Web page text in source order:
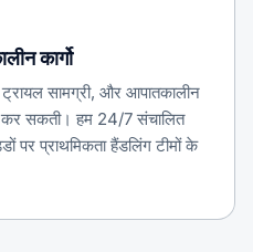
कार्गो
सामग्री, और आपातकालीन
कर सकती। हम 24/7 संचालित
प्राथमिकता हैंडलिंग टीमों के